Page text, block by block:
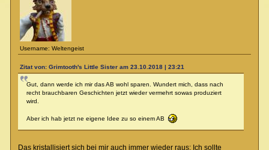
Username: Weltengeist
Zitat von: Grimtooth's Little Sister am 23.10.2018 | 23:21
Gut, dann werde ich mir das AB wohl sparen. Wundert mich, dass nach
recht brauchbaren Geschichten jetzt wieder vermehrt sowas produziert
wird.
Aber ich hab jetzt ne eigene Idee zu so einem AB
Das kristallisiert sich bei mir auch immer wieder raus: Ich sollte